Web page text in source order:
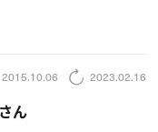
2015.10.06 2023.02.16
ん